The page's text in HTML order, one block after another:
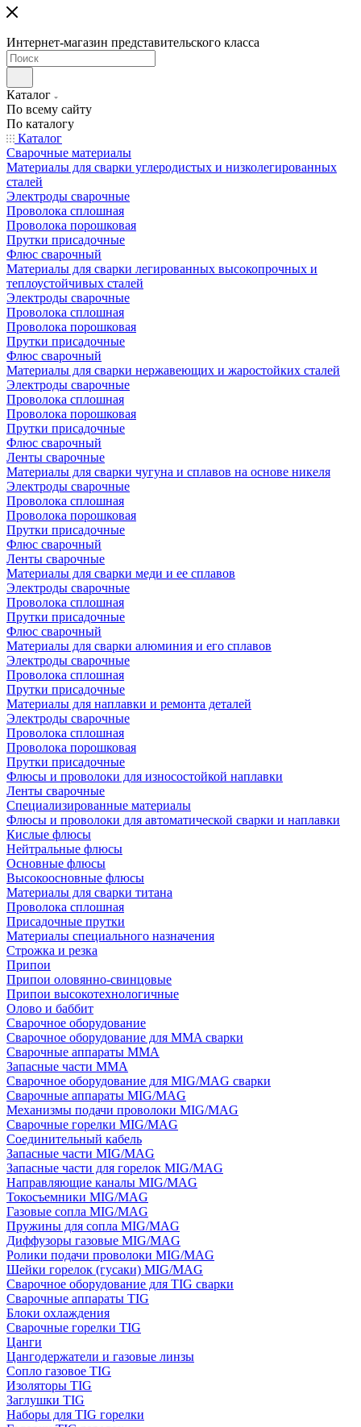
Интернет-магазин представительского класса
Каталог
По всему сайту
По каталогу
Каталог
Сварочные материалы
Материалы для сварки углеродистых и низколегированных
сталей
Электроды сварочные
Проволока сплошная
Проволока порошковая
Прутки присадочные
Флюс сварочный
Материалы для сварки легированных высокопрочных и
теплоустойчивых сталей
Электроды сварочные
Проволока сплошная
Проволока порошковая
Прутки присадочные
Флюс сварочный
Материалы для сварки нержавеющих и жаростойких сталей
Электроды сварочные
Проволока сплошная
Проволока порошковая
Прутки присадочные
Флюс сварочный
Ленты сварочные
Материалы для сварки чугуна и сплавов на основе никеля
Электроды сварочные
Проволока сплошная
Проволока порошковая
Прутки присадочные
Флюс сварочный
Ленты сварочные
Материалы для сварки меди и ее сплавов
Электроды сварочные
Проволока сплошная
Прутки присадочные
Флюс сварочный
Материалы для сварки алюминия и его сплавов
Электроды сварочные
Проволока сплошная
Прутки присадочные
Материалы для наплавки и ремонта деталей
Электроды сварочные
Проволока сплошная
Проволока порошковая
Прутки присадочные
Флюсы и проволоки для износостойкой наплавки
Ленты сварочные
Специализированные материалы
Флюсы и проволоки для автоматической сварки и наплавки
Кислые флюсы
Нейтральные флюсы
Основные флюсы
Высокоосновные флюсы
Материалы для сварки титана
Проволока сплошная
Присадочные прутки
Материалы специального назначения
Строжка и резка
Припои
Припои оловянно-свинцовые
Припои высокотехнологичные
Олово и баббит
Сварочное оборудование
Сварочное оборудование для MMA сварки
Сварочные аппараты MMA
Запасные части MMA
Сварочное оборудование для MIG/MAG сварки
Сварочные аппараты MIG/MAG
Механизмы подачи проволоки MIG/MAG
Сварочные горелки MIG/MAG
Соединительный кабель
Запасные части MIG/MAG
Запасные части для горелок MIG/MAG
Направляющие каналы MIG/MAG
Токосъемники MIG/MAG
Газовые сопла MIG/MAG
Пружины для сопла MIG/MAG
Диффузоры газовые MIG/MAG
Ролики подачи проволоки MIG/MAG
Шейки горелок (гусаки) MIG/MAG
Сварочное оборудование для TIG сварки
Сварочные аппараты TIG
Блоки охлаждения
Сварочные горелки TIG
Цанги
Цангодержатели и газовые линзы
Сопло газовое TIG
Изоляторы TIG
Заглушки TIG
Наборы для TIG горелки